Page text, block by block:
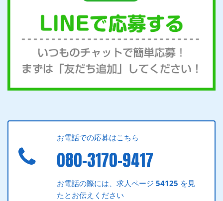
お電話での応募はこちら
080-3170-9417
お電話の際には、求人ページ54125 を見
たとお伝えください